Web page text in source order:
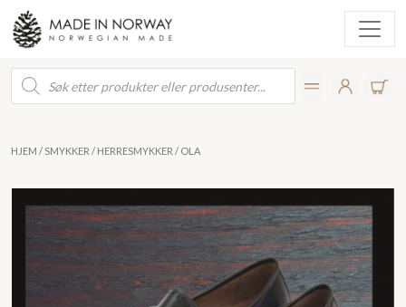
Products
search
HJEM / SMYKKER / HERRESMYKKER / OLA